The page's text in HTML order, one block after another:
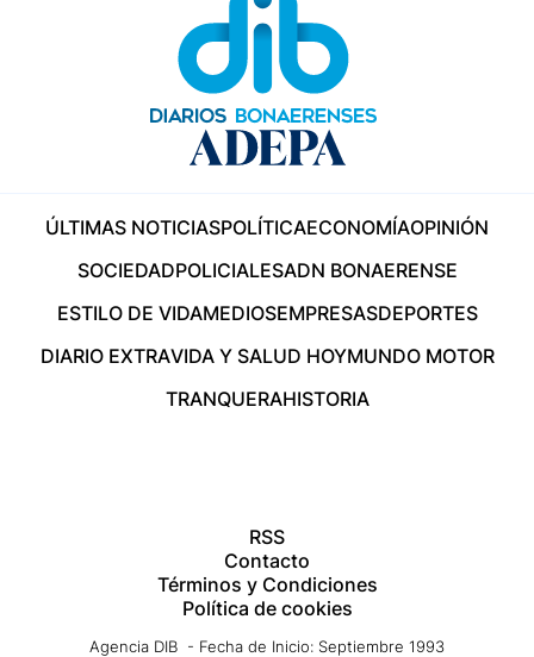
ÚLTIMAS NOTICIASPOLÍTICAECONOMÍAOPINIÓN
SOCIEDADPOLICIALESADN BONAERENSE
ESTILO DE VIDAMEDIOSEMPRESASDEPORTES
DIARIO EXTRAVIDA Y SALUD HOYMUNDO MOTOR
TRANQUERAHISTORIA
RSS
Contacto
Términos y Condiciones
Política de cookies
Agencia DIB - Fecha de Inicio: Septiembre 1993